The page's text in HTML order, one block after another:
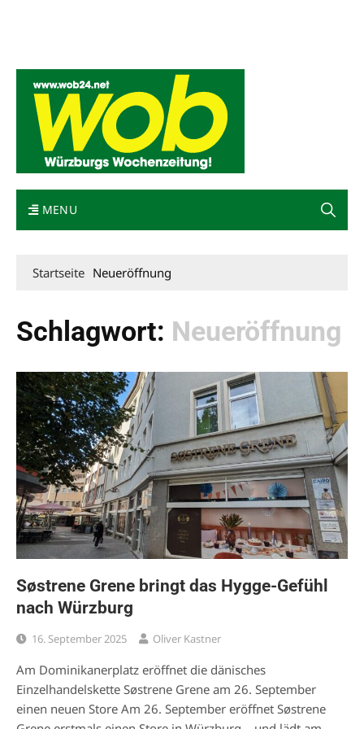
MENU
Startseite Neueröffnung
Schlagwort: Neueröffnung
Søstrene Grene bringt das Hygge-Gefühl
nach Würzburg
16. September 2025 Oliver Kastner
Am Dominikanerplatz eröffnet die dänisches
Einzelhandelskette Søstrene Grene am 26. September
einen neuen Store Am 26. September eröffnet Søstrene